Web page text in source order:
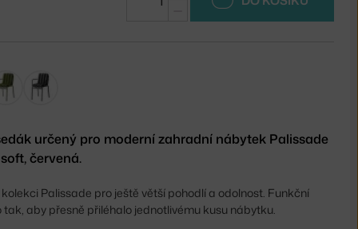
určený pro moderní zahradní nábytek Palissade
červená.
Palissade pro ještě větší pohodlí a odolnost. Funkční
aby přesně přiléhalo jednotlivému kusu nábytku.